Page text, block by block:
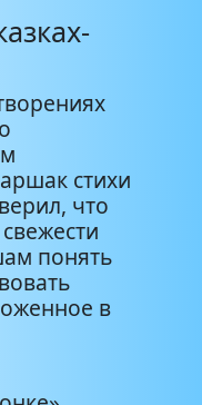
стихи
что
понять
в